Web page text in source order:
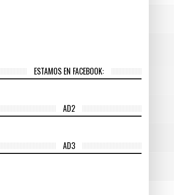
ESTAMOS EN FACEBOOK:
AD2
AD3